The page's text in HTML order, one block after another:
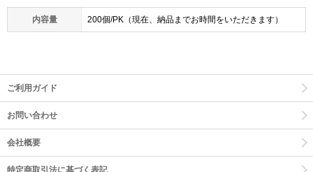
内容量 200個/PK（現在、納品までお時間をいただきます）
ご利用ガイド
お問い合わせ
会社概要
特定商取引法に基づく表記